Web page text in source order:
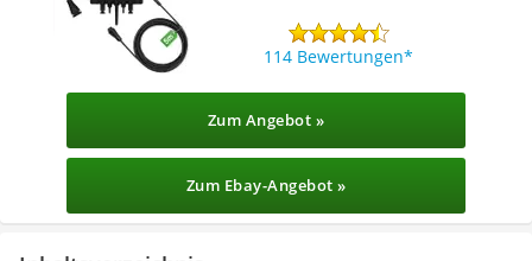
114 Bewertungen
Zum Angebot »
Zum Ebay-Angebot »